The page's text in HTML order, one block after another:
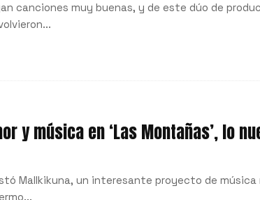
canciones muy buenas, y de este dúo de
y música en ‘Las Montañas’, lo
Mallkikuna, un interesante proyecto de